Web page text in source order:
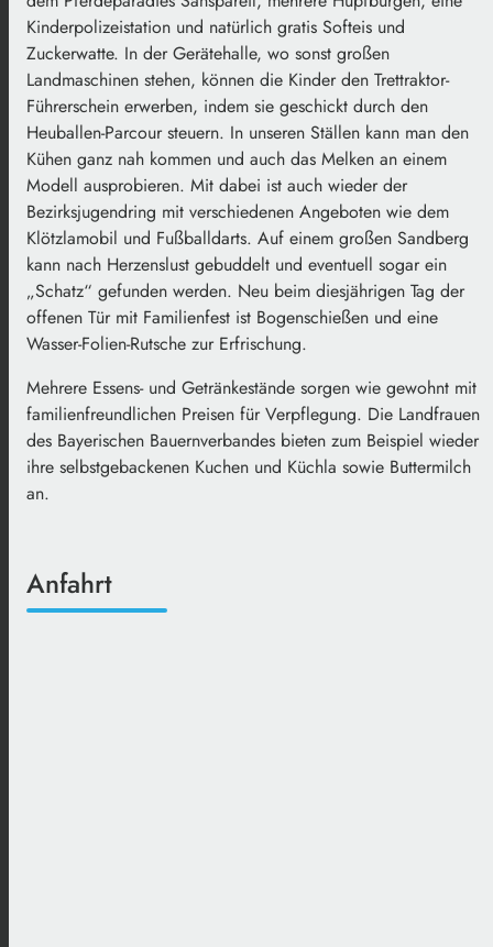
Kinderpolizeistation und natürlich gratis Softeis und
Zuckerwatte. In der Gerätehalle, wo sonst großen
Landmaschinen stehen, können die Kinder den Trettraktor-
Führerschein erwerben, indem sie geschickt durch den
Heuballen-Parcour steuern. In unseren Ställen kann man den
Kühen ganz nah kommen und auch das Melken an einem
Modell ausprobieren. Mit dabei ist auch wieder der
Bezirksjugendring mit verschiedenen Angeboten wie dem
Klötzlamobil und Fußballdarts. Auf einem großen Sandberg
kann nach Herzenslust gebuddelt und eventuell sogar ein
„Schatz“ gefunden werden. Neu beim diesjährigen Tag der
offenen Tür mit Familienfest ist Bogenschießen und eine
Wasser-Folien-Rutsche zur Erfrischung.
Mehrere Essens- und Getränkestände sorgen wie gewohnt mit
familienfreundlichen Preisen für Verpflegung. Die Landfrauen
des Bayerischen Bauernverbandes bieten zum Beispiel wieder
ihre selbstgebackenen Kuchen und Küchla sowie Buttermilch
an.
Anfahrt